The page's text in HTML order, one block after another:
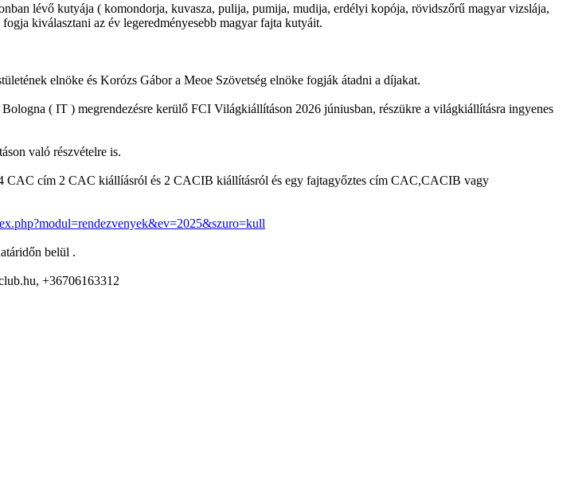
lévő kutyája ( komondorja, kuvasza, pulija, pumija, mudija, erdélyi kopója, rövidszőrű magyar vizslája,
kiválasztani az év legeredményesebb magyar fajta kutyáit.
elnöke és Korózs Gábor a Meoe Szövetség elnöke fogják átadni a díjakat.
( IT ) megrendezésre kerülő FCI Világkiállításon 2026 júniusban, részükre a világkiállításra ingyenes
való részvételre is.
cím 2 CAC kiállíásról és 2 CACIB kiállításról és egy fajtagyőztes cím CAC,CACIB vagy
belül .
+36706163312